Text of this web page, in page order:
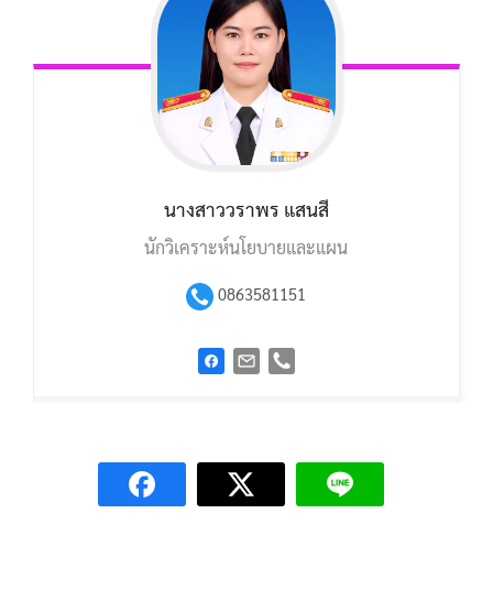
นางสาววราพร แสนสี
นักวิเคราะห์นโยบายและแผน
0863581151